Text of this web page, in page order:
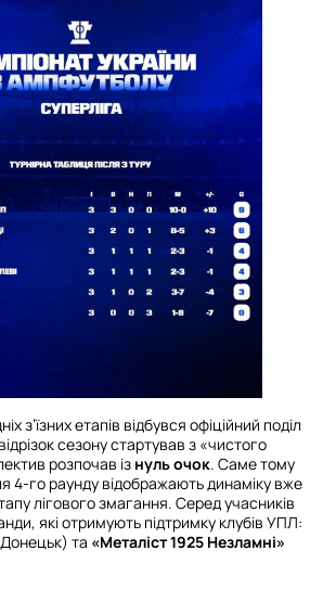
з’їзних етапів відбувся офіційний поділ
сезону стартував з «чистого
розпочав із нуль очок. Саме тому
4-го раунду відображають динаміку вже
лігового змагання. Серед учасників
які отримують підтримку клубів УПЛ:
та «Металіст 1925 Незламні»